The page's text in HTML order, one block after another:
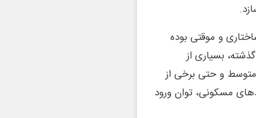
و موقتی بوده
بسیاری از
متوسط و حتی برخی از
مسکونی، توان ورود